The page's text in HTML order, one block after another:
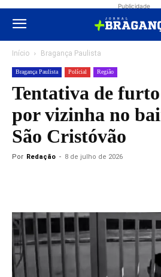
Publicidade
Início Bragança Paulista
Bragança Paulista Polícial Região
Tentativa de
por vizinha no
São Cristóvão
Por Redação - 8 de julho de 2026